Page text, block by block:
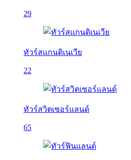
29
ทัวร์สแกนดิเนเวีย
22
ทัวร์สวิตเซอร์แลนด์
65